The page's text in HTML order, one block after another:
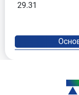
29.31